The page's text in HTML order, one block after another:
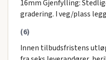
16mm Gjenfylling:
gradering. I veg/plass
(6)
Innen tilbudsfristens